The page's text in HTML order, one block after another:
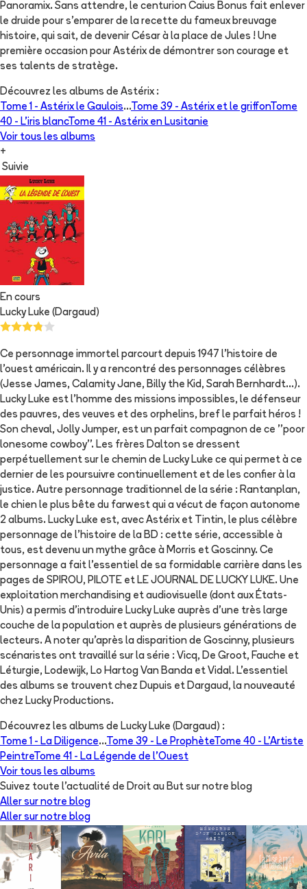
Panoramix. Sans attendre, le centurion Caius Bonus fait enlever
le druide pour s’emparer de la recette du fameux breuvage
histoire, qui sait, de devenir César à la place de Jules ! Une
première occasion pour Astérix de démontrer son courage et
ses talents de stratège.
Découvrez les albums de Astérix :
Tome 1 - Astérix le Gaulois...Tome 39 - Astérix et le griffonTome
40 - L'iris blancTome 41 - Astérix en Lusitanie
Voir tous les albums
+
Suivie
En cours
Lucky Luke (Dargaud)
Ce personnage immortel parcourt depuis 1947 l'histoire de
l'ouest américain. Il y a rencontré des personnages célèbres
(Jesse James, Calamity Jane, Billy the Kid, Sarah Bernhardt...).
Lucky Luke est l'homme des missions impossibles, le défenseur
des pauvres, des veuves et des orphelins, bref le parfait héros !
Son cheval, Jolly Jumper, est un parfait compagnon de ce ''poor
lonesome cowboy''. Les frères Dalton se dressent
perpétuellement sur le chemin de Lucky Luke ce qui permet à ce
dernier de les poursuivre continuellement et de les confier à la
justice. Autre personnage traditionnel de la série : Rantanplan,
le chien le plus bête du farwest qui a vécut de façon autonome
2 albums. Lucky Luke est, avec Astérix et Tintin, le plus célèbre
personnage de l'histoire de la BD : cette série, accessible à
tous, est devenu un mythe grâce à Morris et Goscinny. Ce
personnage a fait l'essentiel de sa formidable carrière dans les
pages de SPIROU, PILOTE et LE JOURNAL DE LUCKY LUKE. Une
exploitation merchandising et audiovisuelle (dont aux États-
Unis) a permis d'introduire Lucky Luke auprès d'une très large
couche de la population et auprès de plusieurs générations de
lecteurs. A noter qu'après la disparition de Goscinny, plusieurs
scénaristes ont travaillé sur la série : Vicq, De Groot, Fauche et
Léturgie, Lodewijk, Lo Hartog Van Banda et Vidal. L'essentiel
des albums se trouvent chez Dupuis et Dargaud, la nouveauté
chez Lucky Productions.
Découvrez les albums de Lucky Luke (Dargaud) :
Tome 1 - La Diligence...Tome 39 - Le ProphèteTome 40 - L'Artiste
PeintreTome 41 - La Légende de l'Ouest
Voir tous les albums
Suivez toute l'actualité de Droit au But sur notre blog
Aller sur notre blog
Aller sur notre blog